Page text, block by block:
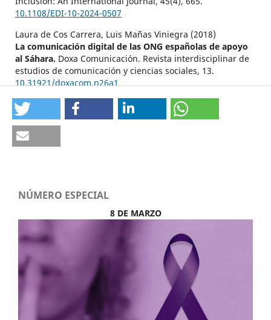
10.1108/EDI-10-2024-0507
Laura de Cos Carrera, Luis Mañas Viniegra (2018)
La comunicación digital de las ONG españolas de apoyo
al Sáhara. Doxa Comunicación. Revista interdisciplinar de
estudios de comunicación y ciencias sociales, 13.
10.31921/doxacom.n26a1
NÚMERO ESPECIAL
8 DE MARZO